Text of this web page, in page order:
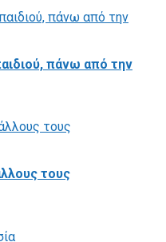
πάνω από την
τους